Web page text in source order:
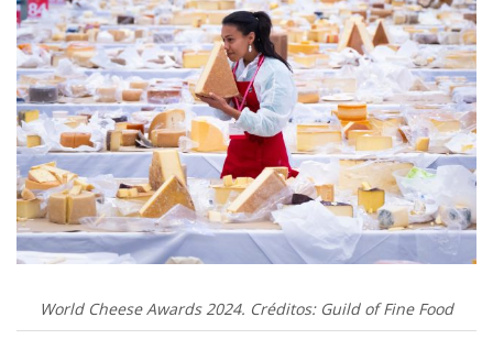
World Cheese Awards 2024. Créditos: Guild of Fine Food